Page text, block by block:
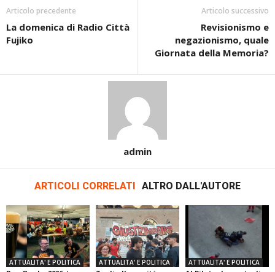
Articolo precedente
La domenica di Radio Città
Fujiko
Articolo successivo
Revisionismo e
negazionismo, quale
Giornata della Memoria?
admin
ARTICOLI CORRELATI ALTRO DALL'AUTORE
ATTUALITA' E POLITICA ATTUALITA' E POLITICA ATTUALITA' E POLITICA